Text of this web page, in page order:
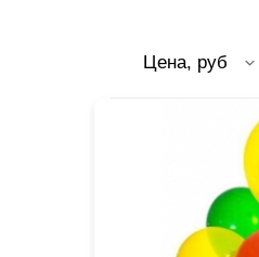
Цена, руб